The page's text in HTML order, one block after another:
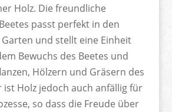
Holz. Die freundliche
passt perfekt in den
und stellt eine Einheit
Bewuchs des Beetes und
Hölzern und Gräsern des
ist Holz jedoch auch anfällig für
so dass die Freude über